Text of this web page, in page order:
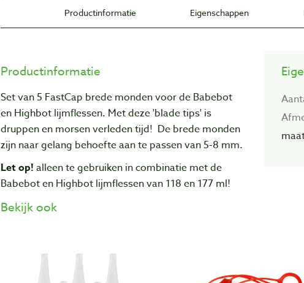
Productinformatie Eigenschappen
Productinformatie
Set van 5 FastCap brede monden voor de Babebot
en Highbot lijmflessen. Met deze 'blade tips' is
druppen en morsen verleden tijd! De brede monden
zijn naar gelang behoefte aan te passen van 5-8 mm.
Let op! alleen te gebruiken in combinatie met de
Babebot en Highbot lijmflessen van 118 en 177 ml!
Bekijk ook